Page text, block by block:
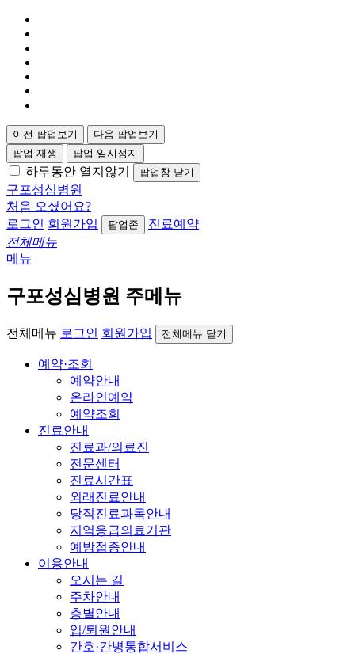
이전 팝업보기
다음 팝업보기
팝업 재생
팝업 일시정지
하루동안 열지않기 팝업창 닫기
구포성심병원
처음 오셨어요?
로그인 회원가입 팝업존
진료예약
전체메뉴
메뉴
구포성심병원 주메뉴
전체메뉴 로그인 회원가입 전체메뉴 닫기
예약·조회
예약안내
온라인예약
예약조회
진료안내
진료과/의료진
전문센터
진료시간표
외래진료안내
당직진료과목안내
지역응급의료기관
예방접종안내
이용안내
오시는 길
주차안내
층별안내
입/퇴원안내
간호·간병통합서비스